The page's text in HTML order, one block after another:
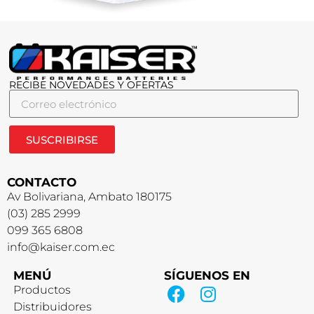
RECIBE NOVEDADES Y OFERTAS
SUSCRIBIRSE
CONTACTO
Av Bolivariana, Ambato 180175
(03) 285 2999
099 365 6808
info@kaiser.com.ec
MENÚ
Productos
Distribuidores
SÍGUENOS EN